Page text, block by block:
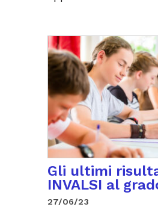
Gli ultimi
INVALSI al
27/06/23